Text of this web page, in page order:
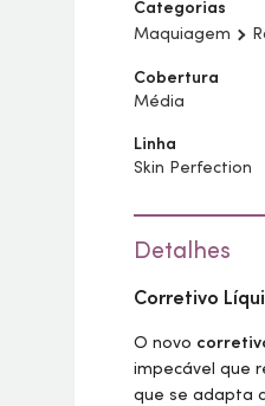
Categorias
Maquiagem
Cobertura
Média
Linha
Skin Perfection
Detalhes
Corretivo
O novo
impecável que
que se adapta